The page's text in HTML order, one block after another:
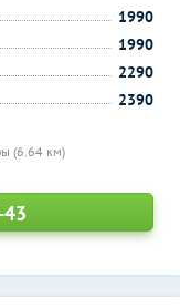
(6.64 км)
1990
1990
2290
2390